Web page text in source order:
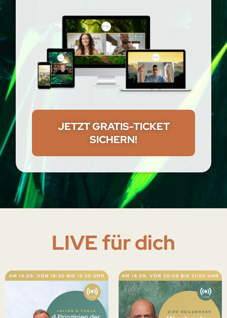
JETZT GRATIS-TICKET
SICHERN!
LIVE für dich